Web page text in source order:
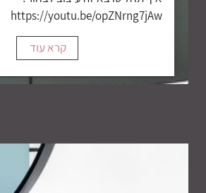
https://youtu.be/opZNrng7jAw
קרא עוד